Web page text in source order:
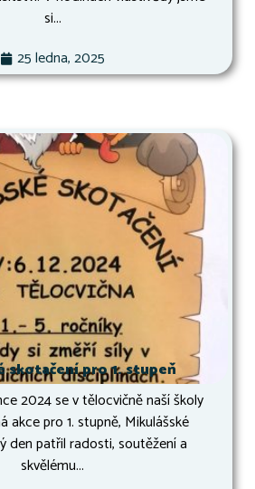
si...
25 ledna, 2025
skotačení pro 1. stupeň
2024 se v tělocvičně naší školy
akce pro 1. stupně, Mikulášské
den patřil radosti, soutěžení a
skvělému...